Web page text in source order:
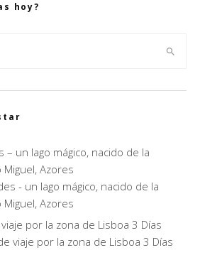
hoy?
– un lago mágico, nacido de la
Miguel, Azores
por la zona de Lisboa 3 Días